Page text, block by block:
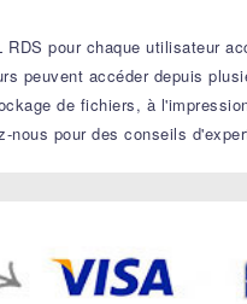
pour chaque utilisateur
peuvent accéder depuis
de fichiers, à
nous pour des conseils